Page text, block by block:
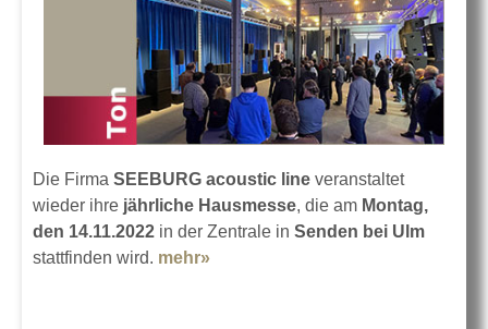
Die Firma SEEBURG acoustic line veranstaltet
wieder ihre jährliche Hausmesse, die am Montag,
den 14.11.2022 in der Zentrale in Senden bei Ulm
stattfinden wird. mehr»